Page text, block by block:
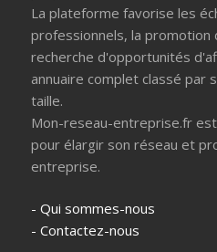
La plateforme favorise les
professionnels, la
recherche d'opportunités
annuaire complet classé par
taille.
Mon-reseau-entreprise.fr
pour élargir son réseau et
entreprise.
- Qui sommes-nous
- Contactez-nous